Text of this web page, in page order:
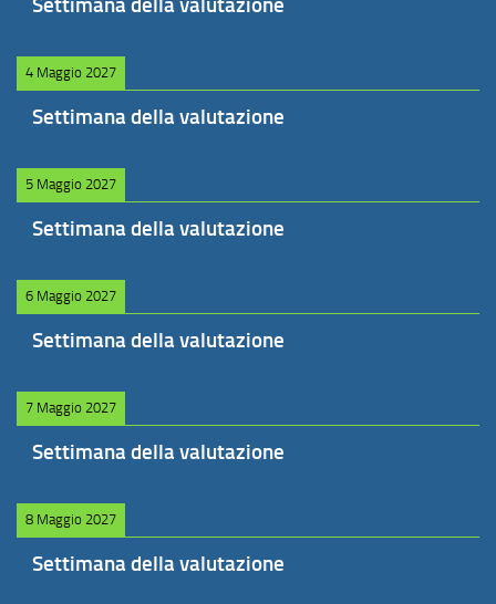
Settimana della valutazione
4 Maggio 2027
Settimana della valutazione
5 Maggio 2027
Settimana della valutazione
6 Maggio 2027
Settimana della valutazione
7 Maggio 2027
Settimana della valutazione
8 Maggio 2027
Settimana della valutazione